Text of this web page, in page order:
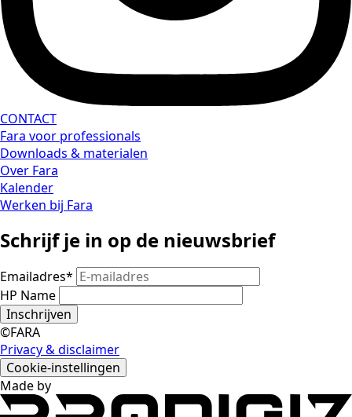
CONTACT
Fara voor professionals
Downloads & materialen
Over Fara
Kalender
Werken bij Fara
Schrijf je in op de nieuwsbrief
Emailadres*
HP Name
Inschrijven
©FARA
Privacy & disclaimer
Cookie-instellingen
Made by